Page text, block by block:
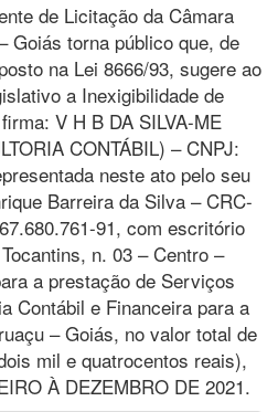
de Licitação da Câmara
Goiás torna público que, de
na Lei 8666/93, sugere ao
a Inexigibilidade de
V H B DA SILVA-ME
CONTÁBIL) – CNPJ:
neste ato pelo seu
Barreira da Silva – CRC-
91, com escritório
n. 03 – Centro –
a prestação de Serviços
Contábil e Financeira para a
– Goiás, no valor total de
mil e quatrocentos reais),
À DEZEMBRO DE 2021.